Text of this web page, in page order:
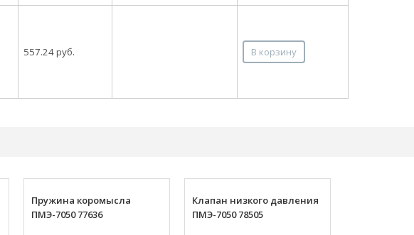
557.24 руб. В корзину
Пружина коромысла
ПМЭ-7050 77636
Клапан низкого давления
ПМЭ-7050 78505